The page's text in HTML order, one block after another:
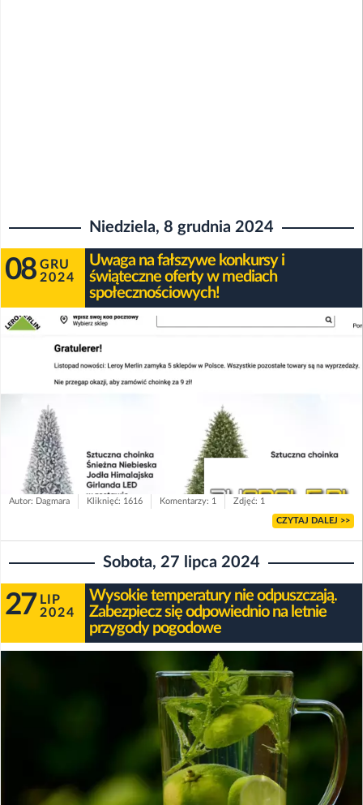
Niedziela, 8 grudnia 2024
08 GRU
2024
Uwaga na fałszywe konkursy i
świąteczne oferty w mediach
społecznościowych!
Autor: Dagmara Kliknięć: 1616 Komentarzy: 1 Zdjęć: 1
CZYTAJ DALEJ >>
Sobota, 27 lipca 2024
27 LIP
2024
Wysokie temperatury nie odpuszczają.
Zabezpiecz się odpowiednio na letnie
przygody pogodowe